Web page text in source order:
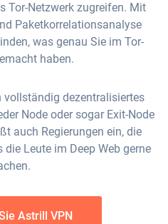
Tor-Netzwerk zugreifen. Mit
Paketkorrelationsanalyse
was genau Sie im Tor-
haben.
vollständig dezentralisiertes
Node oder sogar Exit-Node
auch Regierungen ein, die
Leute im Deep Web gerne
Astrill VPN